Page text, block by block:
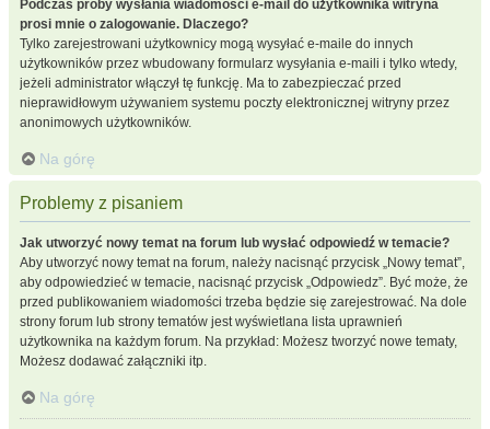
Podczas próby wysłania wiadomości e-mail do użytkownika witryna
prosi mnie o zalogowanie. Dlaczego?
Tylko zarejestrowani użytkownicy mogą wysyłać e-maile do innych
użytkowników przez wbudowany formularz wysyłania e-maili i tylko wtedy,
jeżeli administrator włączył tę funkcję. Ma to zabezpieczać przed
nieprawidłowym używaniem systemu poczty elektronicznej witryny przez
anonimowych użytkowników.
Na górę
Problemy z pisaniem
Jak utworzyć nowy temat na forum lub wysłać odpowiedź w temacie?
Aby utworzyć nowy temat na forum, należy nacisnąć przycisk „Nowy temat”,
aby odpowiedzieć w temacie, nacisnąć przycisk „Odpowiedz”. Być może, że
przed publikowaniem wiadomości trzeba będzie się zarejestrować. Na dole
strony forum lub strony tematów jest wyświetlana lista uprawnień
użytkownika na każdym forum. Na przykład: Możesz tworzyć nowe tematy,
Możesz dodawać załączniki itp.
Na górę